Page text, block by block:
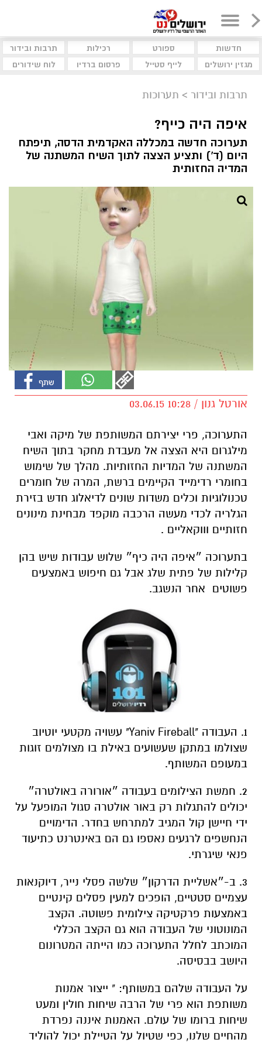
חדשות ספורט רכילות
תרבות ובידור
מגזין ירושלים
לייף סטייל פרסום ברדיו לוח שידורים
תרבות ובידור > תערוכות
איפה היה כייף?
תערוכה חדשה במכללה האקדמית הדסה, תיפתח
היום (ד') ותציע הצצה לתוך השיח המשתנה של
המדיה החזותית
אורטל גנון / 10:28 03.06.15
התערוכה, פרי יצירתם המשותפת של מיקה ואבי
מילגרום היא הצצה אל מעבדת מחקר בתוך השיח
המשתנה של המדיות החזותיות. מהלך של שימוש
בחומרי רדימייד הקיימים ברשת, המרה של חומרים
טכנולוגיות וכלים משדות שונים לדיאלוג חדש בזירת
הגלריה לכדי מעשה הרכבה מוקפד מבחינת מינונים
חזותיים וווקאליים .
בתערוכה ״איפה היה כיף״ שלוש עבודות שיש בהן
קלילות של פתית שלג אבל גם חיפוש באמצעים
פשוטים אחר הנשגב.
1. העבודה "Yaniv Fireball" עשויה מקטעי יוטיוב
שצולמו במתקן שעשועים באילת בו מצולמים זוגות
במעופם המשותף.
2. חמשת הצילומים בעבודה ״אורורה באולטרה״
יכולים להתגלות רק באור אולטרה סגול המופעל על
ידי חיישן קול המגיב למתרחש בחדר. הדימויים
הנחשפים לרגעים נאספו גם הם באינטרנט כתיעוד
פנאי שיגרתי.
3. ב-״אשליית הדרקון״ שלשה פסלי נייר, דיוקנאות
עצמיים סטטיים, הופכים למעין פסלים קינטיים
באמצעות פרקטיקה צילומית פשוטה. הקצב
המונוטוני של העבודה הוא גם הקצב הכללי
המוכתב לחלל התערוכה כמו הייתה המטרונום
היושב בבסיסה.
על העבודה שלהם במשותף: " ייצור אמנות
משותפת הוא פרי של הרבה שיחות חולין ומעט
שיחות ברומו של עולם. האמנות איננה נפרדת
מהחיים שלנו, כפי שטיול על הטיילת יכול להוליד